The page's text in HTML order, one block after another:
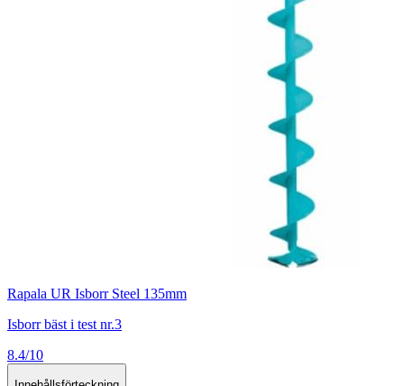
Rapala UR Isborr Steel 135mm
Isborr bäst i test nr.3
8.4/10